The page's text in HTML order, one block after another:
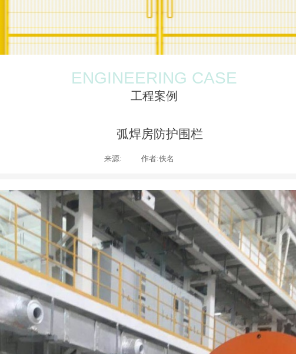
ENGINEERING CASE
工程案例
弧焊房防护围栏
来源: 作者:佚名